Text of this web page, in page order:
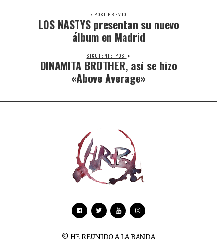
POST PREVIO
LOS NASTYS presentan su nuevo
álbum en Madrid
SIGUIENTE POST
DINAMITA BROTHER, así se hizo
«Above Average»
© HE REUNIDO A LA BANDA